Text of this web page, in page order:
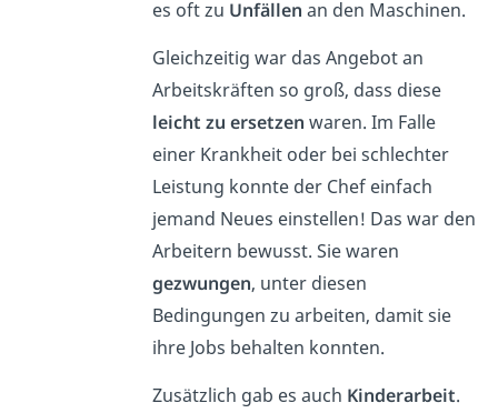
es oft zu Unfällen an den Maschinen.
Gleichzeitig war das Angebot an
Arbeitskräften so groß, dass diese
leicht zu ersetzen waren. Im Falle
einer Krankheit oder bei schlechter
Leistung konnte der Chef einfach
jemand Neues einstellen! Das war den
Arbeitern bewusst. Sie waren
gezwungen, unter diesen
Bedingungen zu arbeiten, damit sie
ihre Jobs behalten konnten.
Zusätzlich gab es auch Kinderarbeit.